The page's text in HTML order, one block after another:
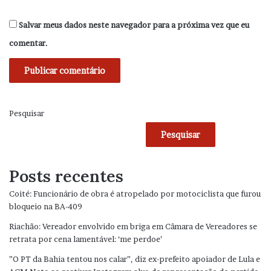
Salvar meus dados neste navegador para a próxima vez que eu
comentar.
Pesquisar
Pesquisar
Posts recentes
Coité: Funcionário de obra é atropelado por motociclista que furou
bloqueio na BA-409
Riachão: Vereador envolvido em briga em Câmara de Vereadores se
retrata por cena lamentável: ‘me perdoe’
”O PT da Bahia tentou nos calar”, diz ex-prefeito apoiador de Lula e